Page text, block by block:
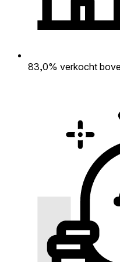
83,0% verkocht